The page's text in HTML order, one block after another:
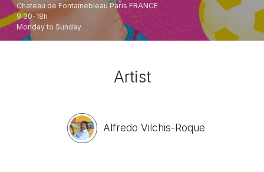
Chateau de FontainebleauParis FRANCE
9:30-18h
Monday to Sunday
Artist
Alfredo Vilchis-Roque